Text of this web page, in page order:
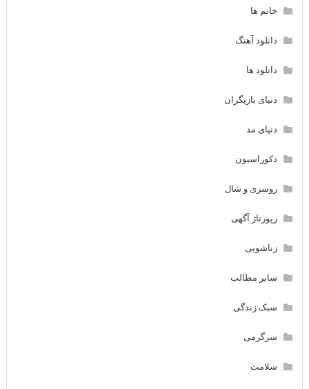
خانم ها
دانلود آهنگ
دانلود ها
دنیای بازیگران
دنیای مد
دکوراسیون
روسری و شال
رپورتاژ آگهی
زناشویی
سایر مطالب
سبک زندگی
سرگرمی
سلامت